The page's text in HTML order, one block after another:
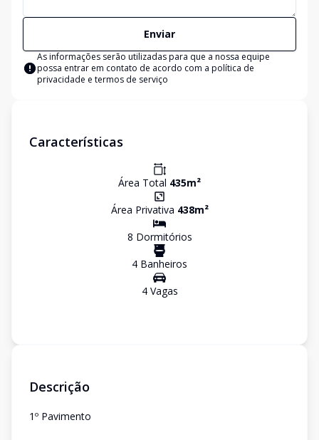
Enviar
As informações serão utilizadas para que a nossa equipe
possa entrar em contato de acordo com a política de
privacidade e termos de serviço
Características
Área Total 435m²
Área Privativa 438m²
8 Dormitórios
4 Banheiros
4Vagas
Descrição
1º Pavimento